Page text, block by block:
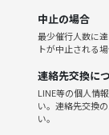
夏野菜を囲んで、
企画・運営費、食
中止の場合
最少催行人数に
トが中止される
連絡先交換に
LINE等の個人情
い。連絡先交換
い。